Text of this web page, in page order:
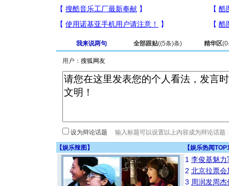
我来说两句 全部跟贴((5条)条) 精华区(0
用户：
设为辩论话题
【娱乐辣图 】 【娱乐热闻
1 李俊基魅力
2 北京拉票
3 周润发周